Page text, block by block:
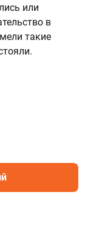
или
в
такие